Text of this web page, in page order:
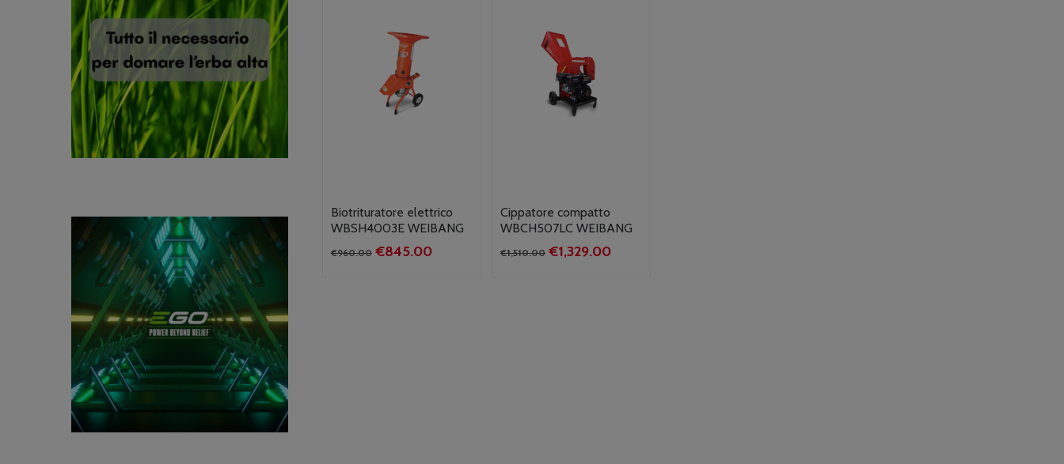
Biotrituratore elettrico
WBSH4003E WEIBANG
€960.00 Il
€845.00Il
Cippatore compatto
WBCH507LC WEIBANG
€1,510.00 Il
€1,329.00Il